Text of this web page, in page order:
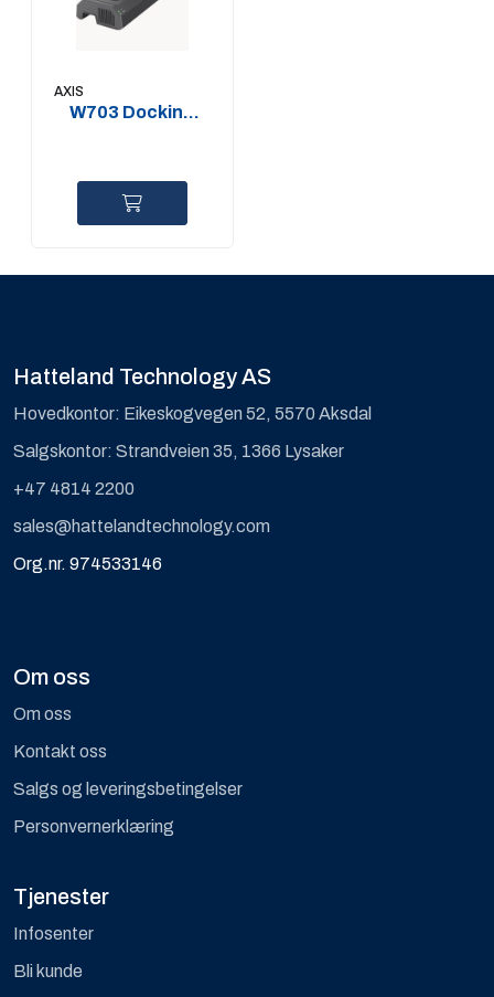
AXIS
W703 Docking
Hatteland Technology AS
Hovedkontor: Eikeskogvegen 52, 5570 Aksdal
Salgskontor: Strandveien 35, 1366 Lysaker
+47 4814 2200
sales@hattelandtechnology.com
Org.nr. 974533146
Om oss
Om oss
Kontakt oss
Salgs og leveringsbetingelser
Personvernerklæring
Tjenester
Infosenter
Bli kunde